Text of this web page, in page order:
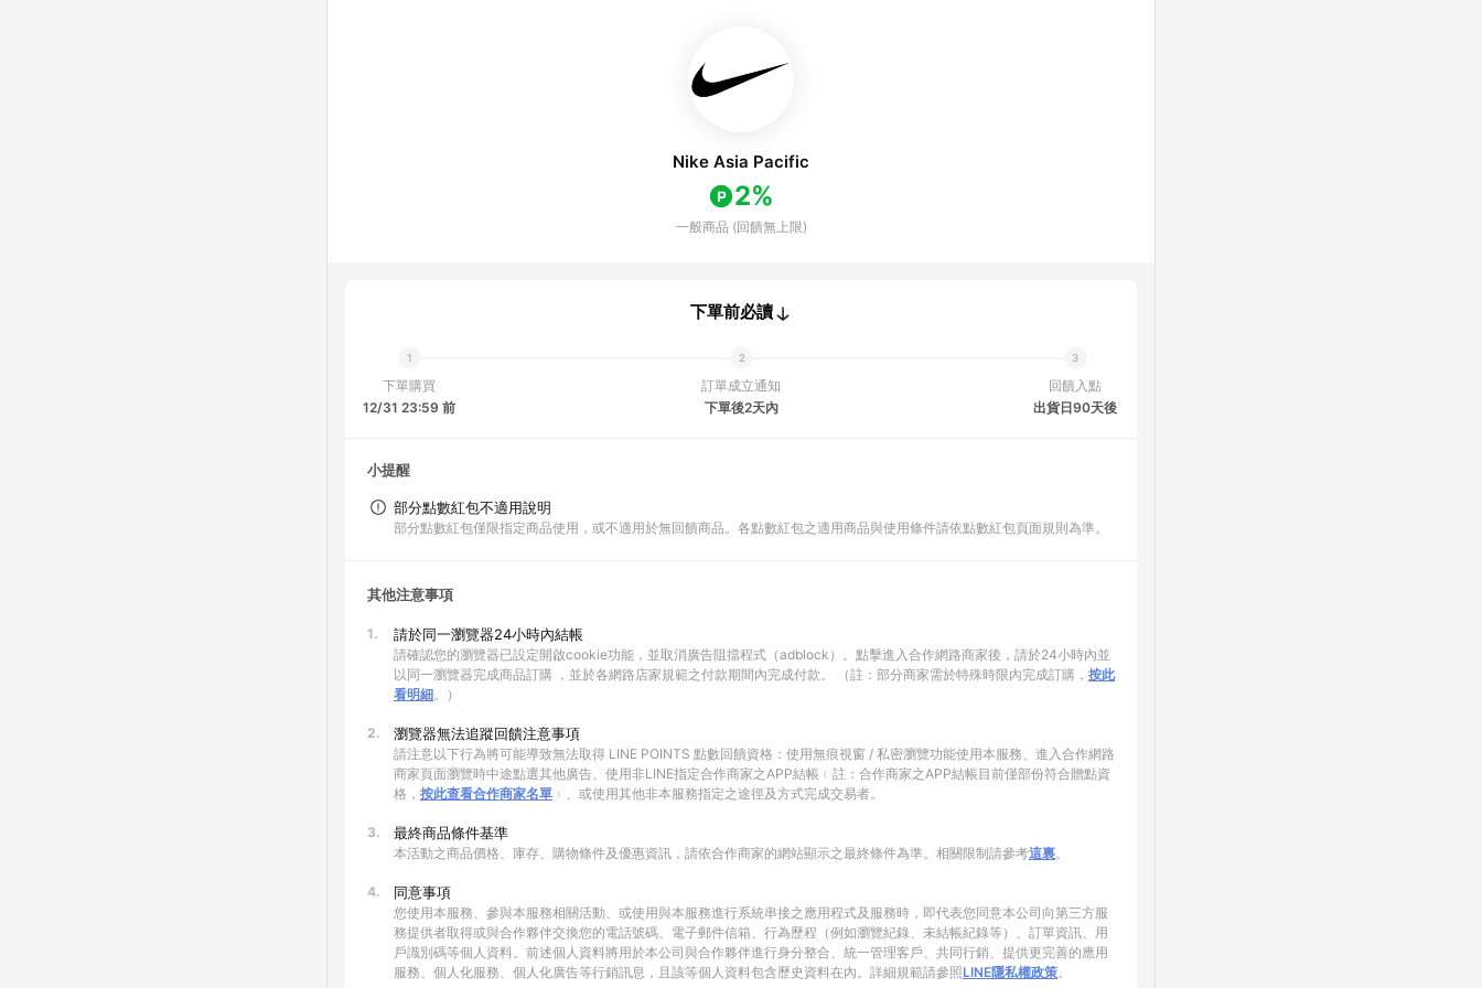
Nike Asia Pacific
2%
一般商品 (回饋無上限)
下單前必讀
下單購買
12/31 23:59 前
訂單成立通知
下單後2天內
回饋入點
出貨日90天後
小提醒
部分點數紅包不適用說明
部分點數紅包僅限指定商品使用，或不適用於無回饋商品。各點數紅包之適用商品與使用條件請依點數紅包頁面規則為準。
其他注意事項
1. 請於同一瀏覽器24小時內結帳
請確認您的瀏覽器已設定開啟cookie功能，並取消廣告阻擋程式（adblock）。點擊進入合作網路商家後，請於24小時內並
以同一瀏覽器完成商品訂購 ，並於各網路店家規範之付款期間內完成付款。 （註：部分商家需於特殊時限內完成訂購， 按此
看明細。）
2. 瀏覽器無法追蹤回饋注意事項
請注意以下行為將可能導致無法取得 LINE POINTS 點數回饋資格：使用無痕視窗 / 私密瀏覽功能使用本服務、進入合作網路
商家頁面瀏覽時中途點選其他廣告、使用非LINE指定合作商家之APP結帳﹙註：合作商家之APP結帳目前僅部份符合贈點資
格， 按此查看合作商家名單 ﹚、或使用其他非本服務指定之途徑及方式完成交易者。
3. 最終商品條件基準
本活動之商品價格、庫存、購物條件及優惠資訊，請依合作商家的網站顯示之最終條件為準。相關限制請參考這裏。
4. 同意事項
您使用本服務、參與本服務相關活動、或使用與本服務進行系統串接之應用程式及服務時，即代表您同意本公司向第三方服
務提供者取得或與合作夥伴交換您的電話號碼、電子郵件信箱、行為歷程（例如瀏覽紀錄、未結帳紀錄等）、訂單資訊、用
戶識別碼等個人資料。前述個人資料將用於本公司與合作夥伴進行身分整合、統一管理客戶、共同行銷、提供更完善的應用
服務、個人化服務、個人化廣告等行銷訊息，且該等個人資料包含歷史資料在內。詳細規範請參照LINE隱私權政策。